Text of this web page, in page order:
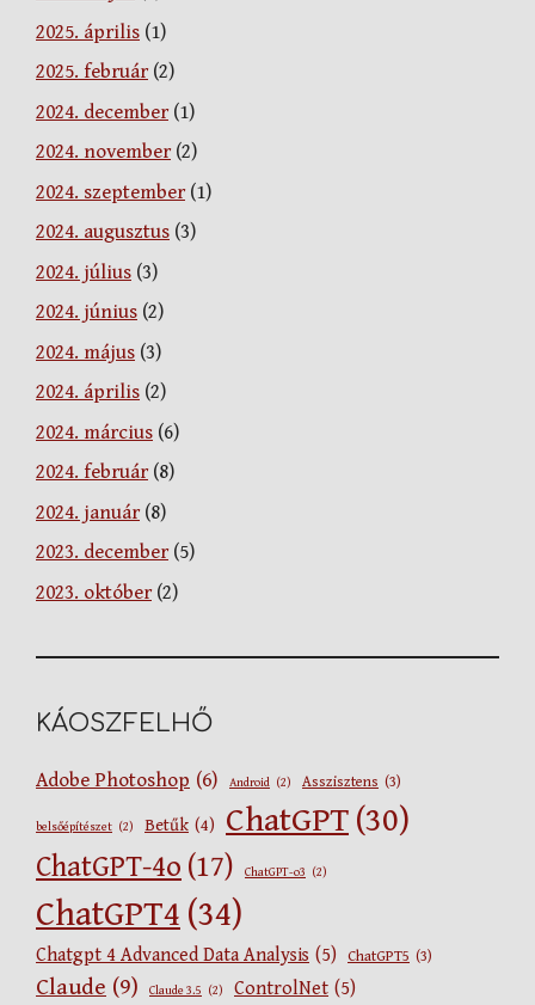
2025. április (1)
2025. február(2)
2024. december(1)
2024. november(2)
2024. szeptember(1)
2024. augusztus (3)
2024. július (3)
2024. június (2)
2024. május (3)
2024. április (2)
2024. március (6)
2024. február(8)
2024. január(8)
2023. december(5)
2023. október(2)
KÁOSZFELHŐ
Adobe Photoshop (6) Android (2) Asszisztens (3)
belsőépítészet (2) Betűk (4) ChatGPT (30)
ChatGPT-4o (17) ChatGPT-o3 (2)
ChatGPT4 (34)
Chatgpt 4 Advanced Data Analysis (5) ChatGPT5 (3)
Claude (9) Claude 3.5 (2) ControlNet (5)